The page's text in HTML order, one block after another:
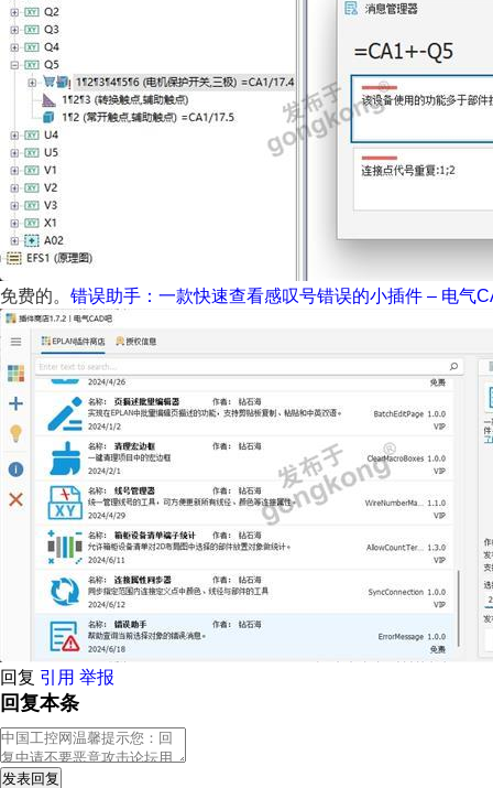
免费的。 错误助手：一款快速查看感叹号错误的小插件 – 电气
回复 引用 举报
回复本条
发表回复